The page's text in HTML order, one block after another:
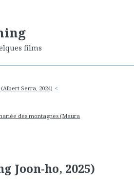
films
Serra, 2024)
des montagnes (Maura
Joon-ho, 2025)